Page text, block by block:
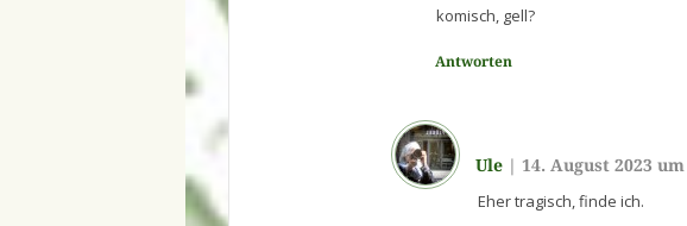
komisch, gell?
Antworten
Ule | 14. August 2023 um
Eher tragisch, finde ich.